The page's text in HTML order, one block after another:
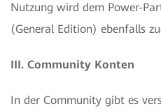
Nutzung wird dem Power-
(General Edition) ebenfalls
III. Community Konten
In der Community gibt es